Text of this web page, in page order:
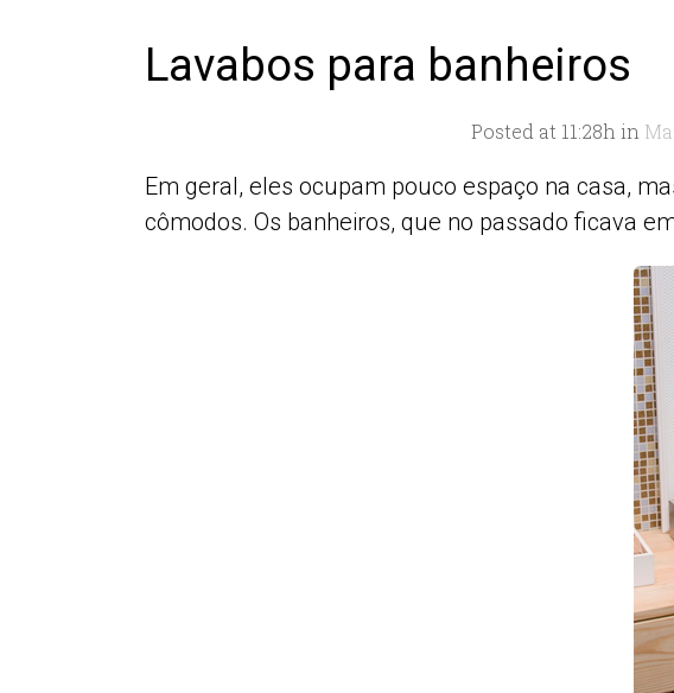
Lavabos para banheiros
Posted at 11:28hin
Em geral, eles ocupam pouco espaço na casa,
cômodos. Os banheiros, que no passado ficava